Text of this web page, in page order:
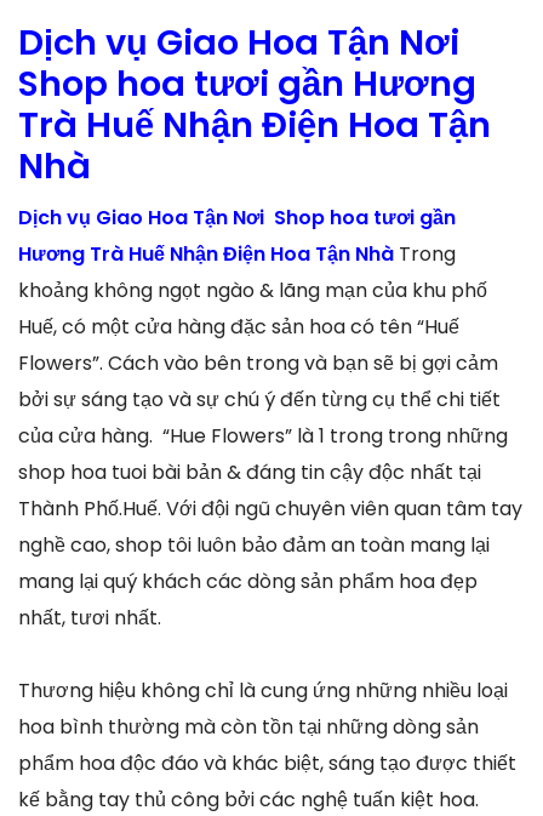
Dịch vụ Giao Hoa Tận Nơi
Shop hoa tươi gần Hương
Trà Huế Nhận Điện Hoa Tận
Nhà
Dịch vụ Giao Hoa Tận Nơi Shop hoa tươi gần
Hương Trà Huế Nhận Điện Hoa Tận Nhà Trong
khoảng không ngọt ngào & lãng mạn của khu phố
Huế, có một cửa hàng đặc sản hoa có tên “Huế
Flowers”. Cách vào bên trong và bạn sẽ bị gợi cảm
bởi sự sáng tạo và sự chú ý đến từng cụ thể chi tiết
của cửa hàng. “Hue Flowers” là 1 trong trong những
shop hoa tuoi bài bản & đáng tin cậy độc nhất tại
Thành Phố.Huế. Với đội ngũ chuyên viên quan tâm tay
nghề cao, shop tôi luôn bảo đảm an toàn mang lại
mang lại quý khách các dòng sản phẩm hoa đẹp
nhất, tươi nhất.
Thương hiệu không chỉ là cung ứng những nhiều loại
hoa bình thường mà còn tồn tại những dòng sản
phẩm hoa độc đáo và khác biệt, sáng tạo được thiết
kế bằng tay thủ công bởi các nghệ tuấn kiệt hoa.